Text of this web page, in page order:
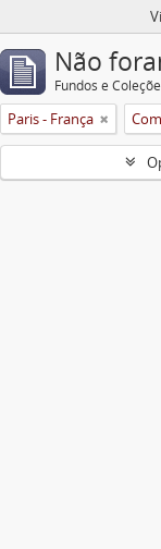
Não
Fundos e
Paris - França